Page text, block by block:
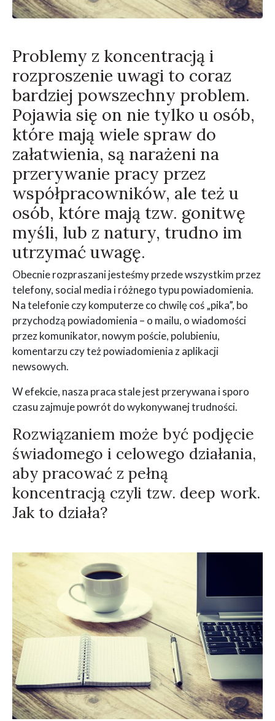
Problemy z koncentracją i
rozproszenie uwagi to coraz
bardziej powszechny problem.
Pojawia się on nie tylko u osób,
które mają wiele spraw do
załatwienia, są narażeni na
przerywanie pracy przez
współpracowników, ale też u
osób, które mają tzw. gonitwę
myśli, lub z natury, trudno im
utrzymać uwagę.
Obecnie rozpraszani jesteśmy przede wszystkim przez
telefony, social media i różnego typu powiadomienia.
Na telefonie czy komputerze co chwilę coś „pika”, bo
przychodzą powiadomienia – o mailu, o wiadomości
przez komunikator, nowym poście, polubieniu,
komentarzu czy też powiadomienia z aplikacji
newsowych.
W efekcie, nasza praca stale jest przerywana i sporo
czasu zajmuje powrót do wykonywanej trudności.
Rozwiązaniem może być podjęcie
świadomego i celowego działania,
aby pracować z pełną
koncentracją czyli tzw. deep work.
Jak to działa?